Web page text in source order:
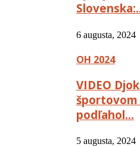
6 augusta, 2024
OH 2024
VIDEO
podľahol…
5 augusta, 2024